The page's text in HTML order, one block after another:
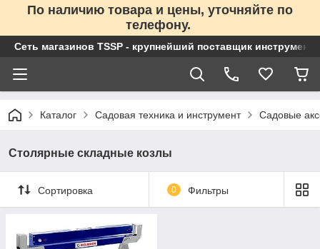
По наличию товара и цены, уточняйте по
телефону.
Сеть магазинов TSSP - крупнейший поставщик
Каталог Садовая техника и инструмент Садовые
Столярные складные козлы
Сортировка 0 Фильтры